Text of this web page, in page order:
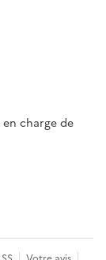
charge de